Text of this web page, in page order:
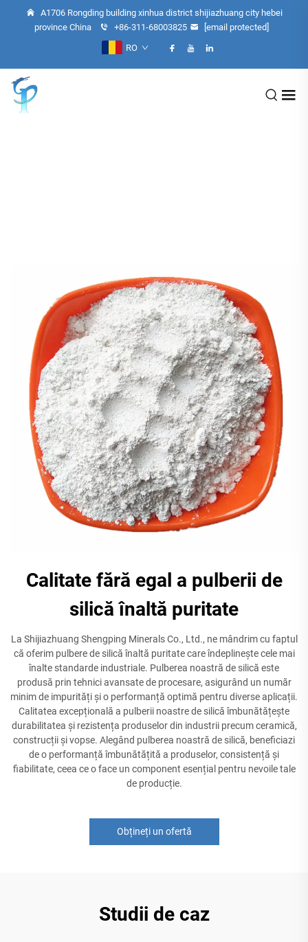
A1706 Rongding building xinhua district shijiazhuang city hebei
province China
+86-311-68003825
[email protected]
RO
Calitate fără egal a pulberii de
silică înaltă puritate
La Shijiazhuang Shengping Minerals Co., Ltd., ne mândrim cu faptul
că oferim pulbere de silică înaltă puritate care îndeplinește cele mai
înalte standarde industriale. Pulberea noastră de silică este
produsă prin tehnici avansate de procesare, asigurând un număr
minim de impurități și o performanță optimă pentru diverse aplicații.
Calitatea excepțională a pulberii noastre de silică îmbunătățește
durabilitatea și rezistența produselor din industrii precum ceramică,
construcții și vopse. Alegând pulberea noastră de silică, beneficiazi
de o performanță îmbunătățită a produselor, consistență și
fiabilitate, ceea ce o face un component esențial pentru nevoile tale
de producție.
Obțineți un ofertă
Studii de caz